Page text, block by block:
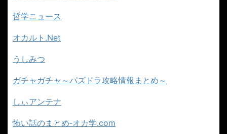
哲学ニュース
オカルト.Net
うしみつ
ガチャガチャ～パズドラ攻略情報まとめ～
しぃアンテナ
怖い話のまとめ‐オカ学.com